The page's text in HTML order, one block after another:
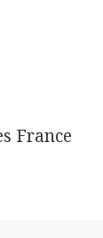
France